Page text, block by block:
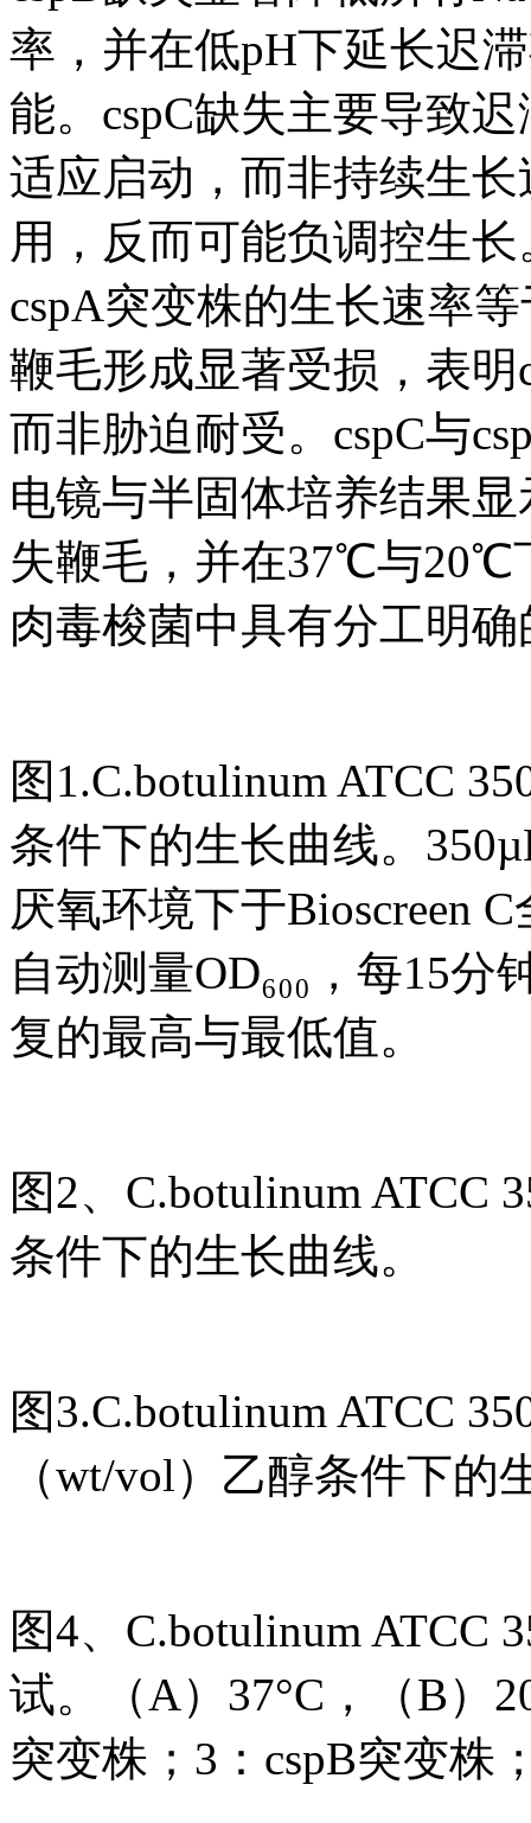
率，并在低pH下延长迟
能。cspC缺失主要导致
适应启动，而非持续生
用，反而可能负调控生
cspA突变株的生长速率
鞭毛形成显著受损，表
而非胁迫耐受。cspC与
电镜与半固体培养结果
失鞭毛，并在37℃与20℃
肉毒梭菌中具有分工明
图1.C.botulinum ATCC
条件下的生长曲线。
厌氧环境下于Bioscreen
自动测量OD₆₀₀，每15
复的最高与最低值。
图2、C.botulinum ATCC
条件下的生长曲线。
图3.C.botulinum ATCC
（wt/vol）乙醇条件下的
图4、C.botulinum ATCC
试。（A）37°C，（B）
突变株；3：cspB突变株